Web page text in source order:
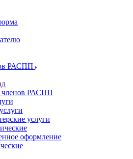
РАСПП
членов РАСПП
услуги
оформление